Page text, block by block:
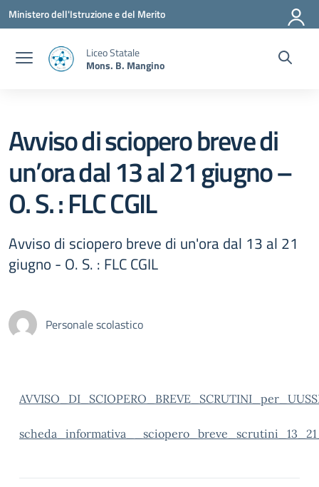
Vai ai contenuti
Vai al menu di navigazione
Vai al footer
Ministero dell'Istruzione e del Merito
Liceo Statale
Mons. B. Mangino
Avviso di sciopero breve di
un’ora dal 13 al 21 giugno –
O. S. : FLC CGIL
Avviso di sciopero breve di un'ora dal 13 al 21
giugno - O. S. : FLC CGIL
Personale scolastico